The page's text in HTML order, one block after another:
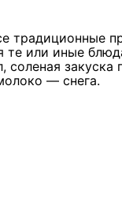
традиционные
те или иные
соленая
— снега.